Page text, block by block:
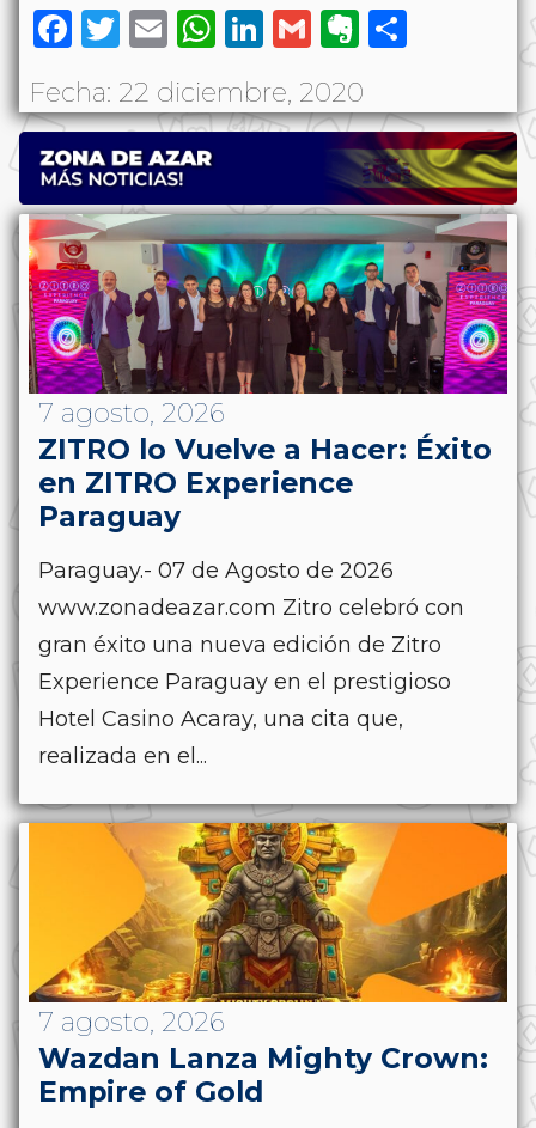
Facebook
Twitter
EmailWhatsApp
LinkedIn
GmailEvernote
Fecha: 22 diciembre, 2020
7 agosto, 2026
ZITRO lo Vuelve a Hacer: Éxito
en ZITRO Experience
Paraguay
Paraguay.- 07 de Agosto de 2026
www.zonadeazar.com Zitro celebró con
gran éxito una nueva edición de Zitro
Experience Paraguay en el prestigioso
Hotel Casino Acaray, una cita que,
realizada en el...
7 agosto, 2026
Wazdan Lanza Mighty Crown:
Empire of Gold